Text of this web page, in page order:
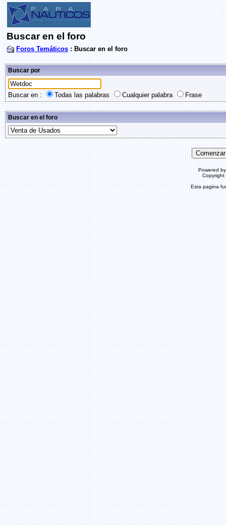
Buscar en el foro
Foros Temáticos : Buscar en el foro
Buscar por
Buscar en : Todas las palabras Cualquier palabra Frase
Buscar en el foro
Powered
Esta pagina